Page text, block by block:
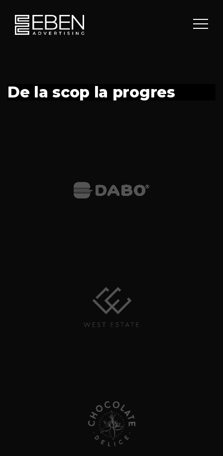
De la scop la progres